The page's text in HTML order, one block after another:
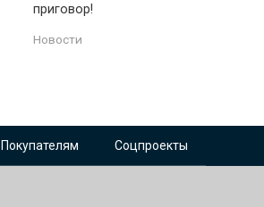
приговор!
Новости
Покупателям Соцпроекты